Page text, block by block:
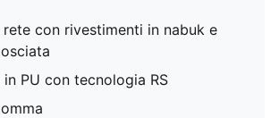
rete con rivestimenti in nabuk e
in PU con tecnologia RS